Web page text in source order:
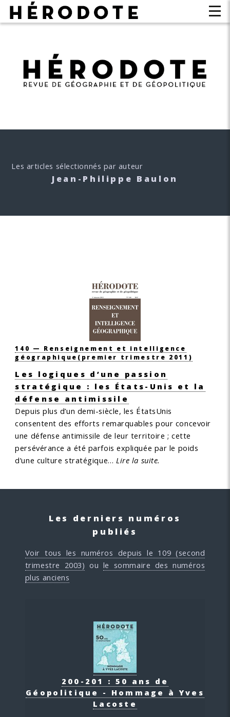
Les articles sélectionnés par auteur
Jean-Philippe Baulon
140 — Renseignement et intelligence
géographique (premier trimestre 2011)
Les logiques d’une passion
stratégique : les États-Unis et la
défense antimissile
Depuis plus d’un demi-siècle, les ÉtatsUnis
consentent des efforts remarquables pour concevoir
une défense antimissile de leur territoire ; cette
persévérance a été parfois expliquée par le poids
d’une culture stratégique…Lire la suite.
Les derniers numéros
publiés
Voir tous les numéros depuis le 109 (second
trimestre 2003) ou le sommaire des numéros
plus anciens
200-201 : 50 ans de
Géopolitique - Hommage à Yves
Lacoste